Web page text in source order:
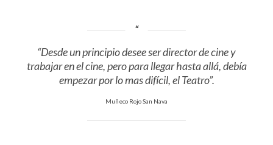
“Desde un principio desee ser director de cine y
trabajar en el cine, pero para llegar hasta allá, debía
empezar por lo mas difícil, el Teatro”.
Muñeco Rojo San Nava